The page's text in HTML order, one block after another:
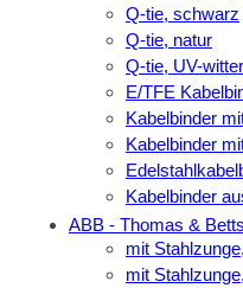
Q-tie, schwarz
Q-tie, natur
Q-tie, UV-
E/TFE
Kabelbinder
Kabelbinder
Kabelbinder
ABB - Thomas & Betts
mit
mit